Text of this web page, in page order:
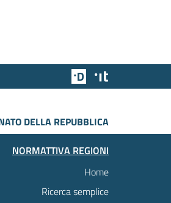
Team Digitale
DELLA REPUBBLICA
NORMATTIVA REGIONI
Home
Ricerca semplice